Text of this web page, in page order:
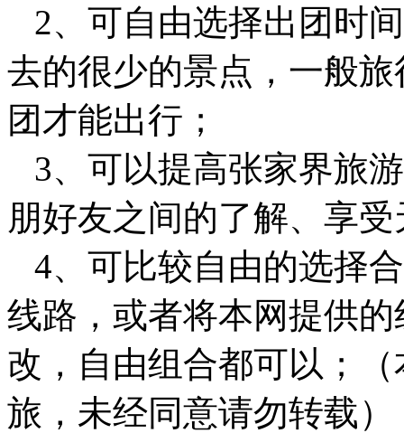
2、可自由选择出团时
去的很少的景点，一般
团才能出行；
3、可以提高张家界旅
朋好友之间的了解、享
4、可比较自由的选择
线路，或者将本网提供
改，自由组合都可以；
旅，未经同意请勿转载）